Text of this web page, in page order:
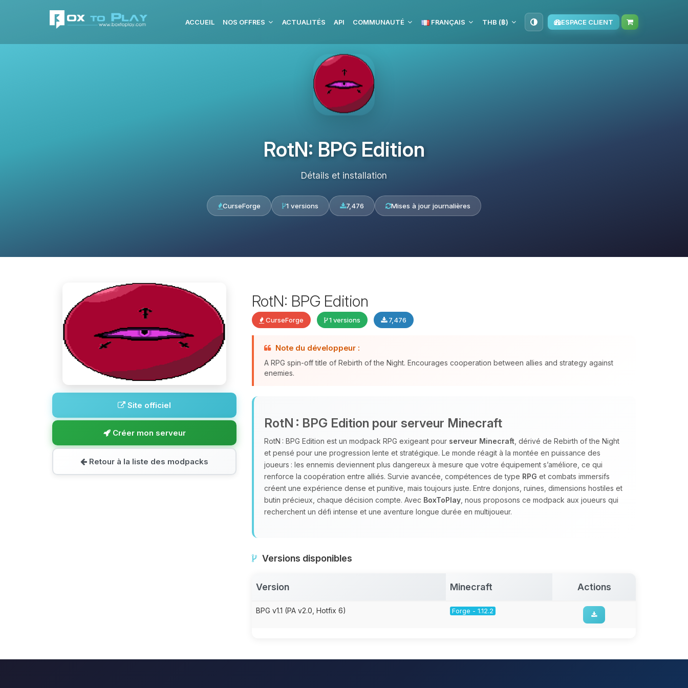
ACCUEIL NOS OFFRES ACTUALITÉS API COMMUNAUTÉ FRANÇAIS THB (฿) ESPACE CLIENT
RotN: BPG Edition
Détails et installation
CurseForge 1 versions 7,476 Mises à jour journalières
Site officiel
Créer mon serveur
Retour à la liste des modpacks
RotN: BPG Edition
CurseForge 1 versions 7,476
Note du développeur :
A RPG spin-off title of Rebirth of the Night. Encourages cooperation between allies and strategy against
enemies.
RotN : BPG Edition pour serveur Minecraft
RotN : BPG Edition est un modpack RPG exigeant pour serveur Minecraft , dérivé de Rebirth of the Night
et pensé pour une progression lente et stratégique. Le monde réagit à la montée en puissance des
joueurs : les ennemis deviennent plus dangereux à mesure que votre équipement s’améliore, ce qui
renforce la coopération entre alliés. Survie avancée, compétences de type RPG et combats immersifs
créent une expérience dense et punitive, mais toujours juste. Entre donjons, ruines, dimensions hostiles et
butin précieux, chaque décision compte. Avec BoxToPlay , nous proposons ce modpack aux joueurs qui
recherchent un défi intense et une aventure longue durée en multijoueur.
Versions disponibles
Version Minecraft Actions
BPG v1.1 (PA v2.0, Hotfix 6) Forge - 1.12.2